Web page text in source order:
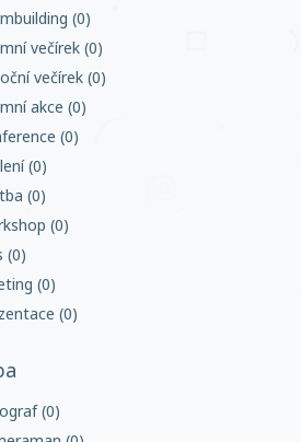
(0)
večírek (0)
večírek (0)
akce (0)
(0)
(0)
(0)
(0)
(0)
(0)
(0)
(0)